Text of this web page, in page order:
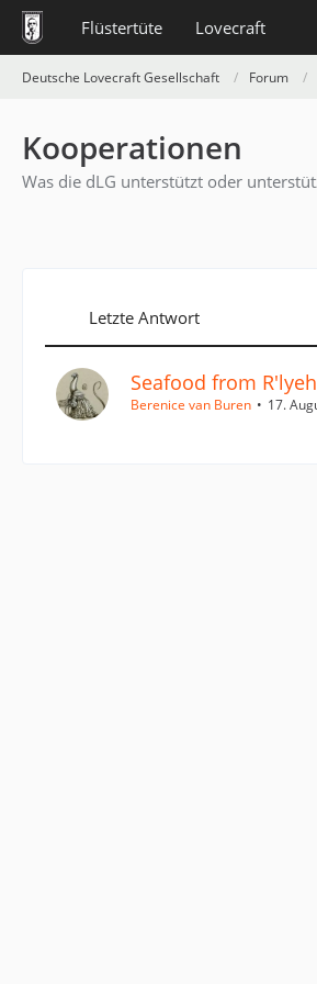
Flüstertüte Lovecraft
Deutsche Lovecraft Gesellschaft Forum
Kooperationen
Was die dLG unterstützt oder
Letzte Antwort
Seafood from
Berenice van Buren 17.